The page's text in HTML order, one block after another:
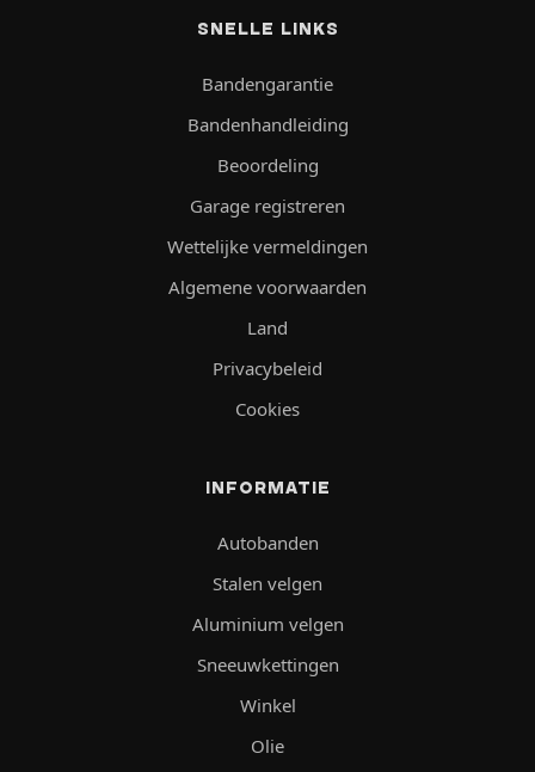
SNELLE LINKS
Bandengarantie
Bandenhandleiding
Beoordeling
Garage registreren
Wettelijke vermeldingen
Algemene voorwaarden
Land
Privacybeleid
Cookies
INFORMATIE
Autobanden
Stalen velgen
Aluminium velgen
Sneeuwkettingen
Winkel
Olie